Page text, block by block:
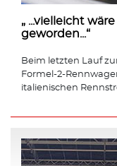
„ ...vielleicht
geworden...“
Beim letzten Lauf
Formel-2-
italienischen